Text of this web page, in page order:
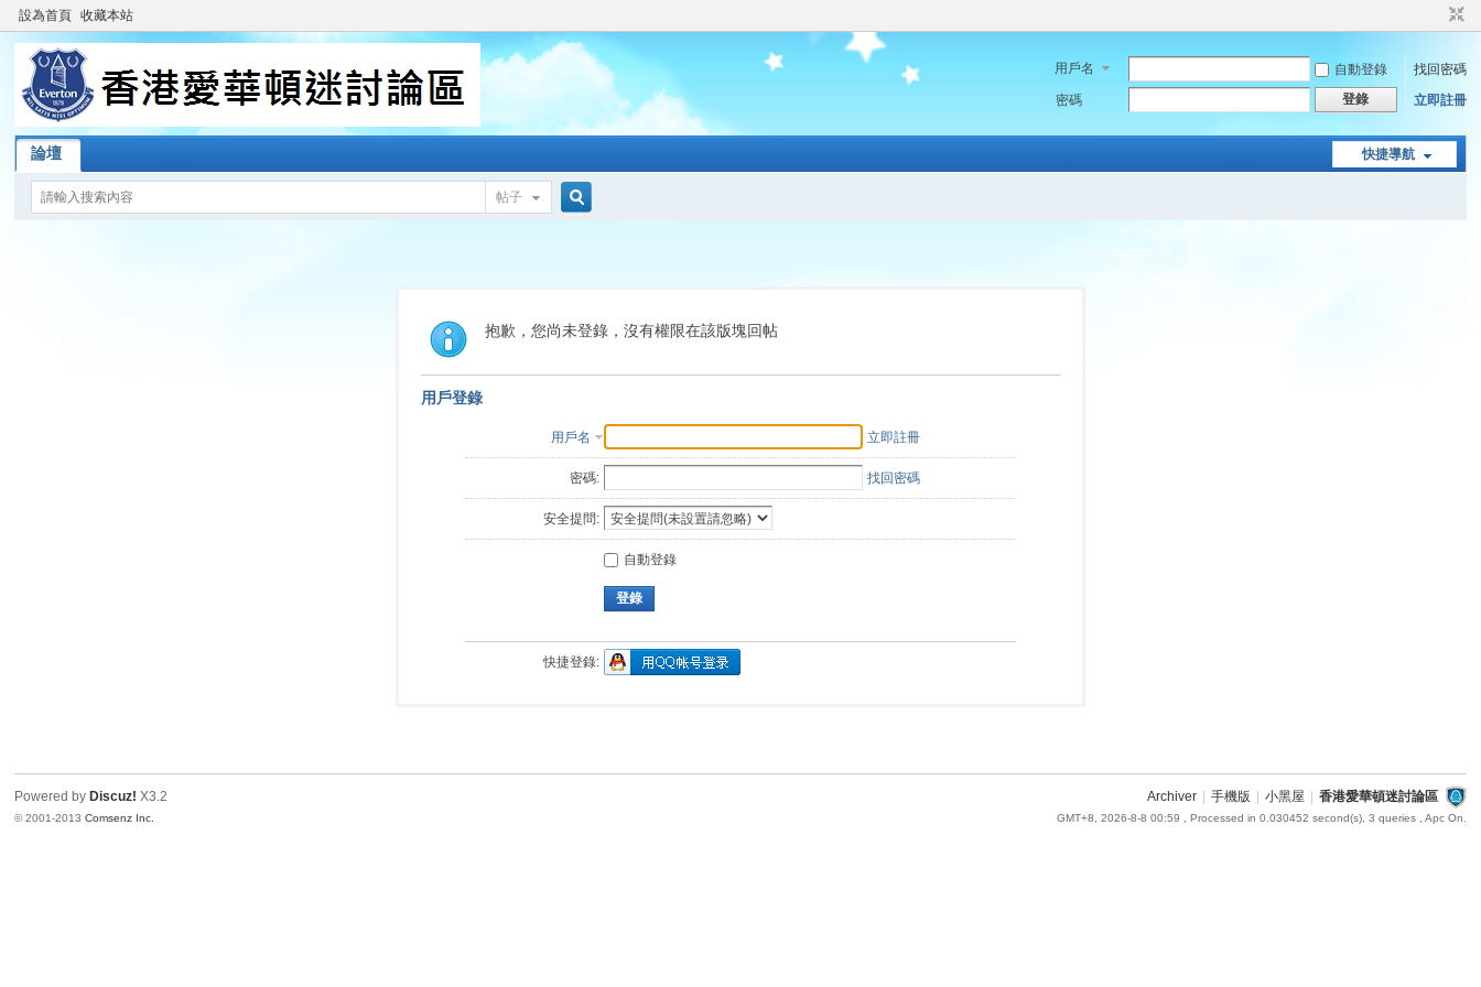
設為首頁 收藏本站
用戶名 自動登錄
找回密碼
密碼
登錄 立即註冊
快捷導航
論壇
帖子
索
抱歉，您尚未登錄，沒有權限在該版塊回帖
用戶登錄
用戶名 立即註冊
密碼: 找回密碼
安全提問:
自動登錄
登錄
快捷登錄:
Archiver 手機版 小黑屋 香港愛華頓迷討論區
GMT+8, 2026-8-8 00:59 , Processed in 0.030452 second(s), 3 queries , Apc On.
Powered by Discuz! X3.2
© 2001-2013Comsenz Inc.